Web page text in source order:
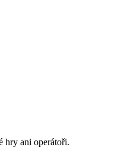
hry ani operátoři.